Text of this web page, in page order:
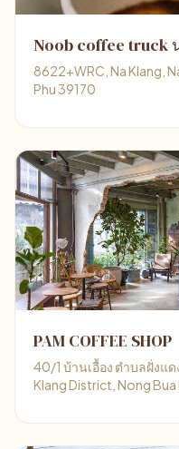
Noob coffee truck
8622+WRC, Na Klang,
Phu 39170
PAM COFFEE SHOP
40/1 บ้านเอื้อง ตำบลฝั่งแด
Klang District, Nong Bua